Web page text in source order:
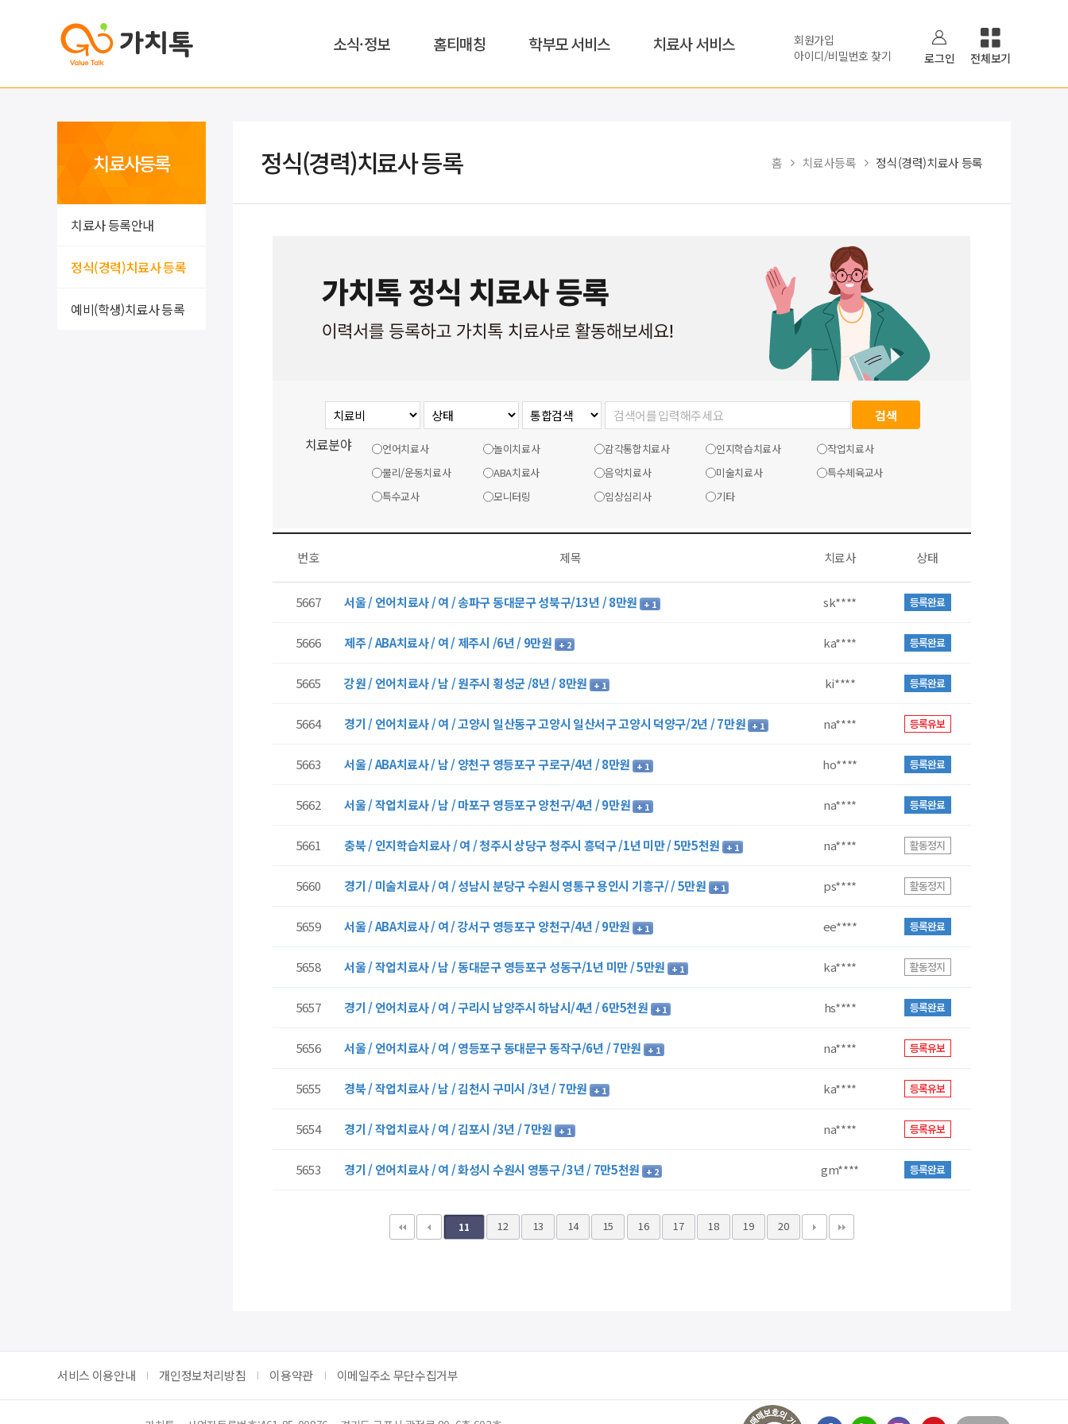
소식·정보 홈티매칭 학부모 서비스 치료사 서비스
회원가입
아이디/비밀번호 찾기
로그인 전체보기
치료사등록
치료사 등록안내
정식(경력)치료사 등록
예비(학생)치료사 등록
정식(경력)치료사 등록 홈 치료사등록 정식(경력)치료사 등록
검색
치료분야 언어치료사 놀이치료사 감각통합치료사 인지학습치료사
작업치료사
물리/운동치료사
ABA치료사 음악치료사 미술치료사
특수체육교사
특수교사
모니터링 임상심리사 기타
번호 제목 치료사 상태
5667 서울 / 언어치료사 / 여 / 송파구 동대문구 성북구/13년 / 8만원 + 1 sk**** 등록완료
5666 제주 / ABA치료사 / 여 / 제주시 /6년 / 9만원 + 2 ka**** 등록완료
5665 강원 / 언어치료사 / 남 / 원주시 횡성군 /8년 / 8만원 + 1 ki**** 등록완료
5664 경기 / 언어치료사 / 여 / 고양시 일산동구 고양시 일산서구 고양시 덕양구/2년 / 7만원 + 1 na**** 등록유보
5663 서울 / ABA치료사 / 남 / 양천구 영등포구 구로구/4년 / 8만원 + 1 ho**** 등록완료
5662 서울 / 작업치료사 / 남 / 마포구 영등포구 양천구/4년 / 9만원 + 1 na**** 등록완료
5661 충북 / 인지학습치료사 / 여 / 청주시 상당구 청주시 흥덕구 /1년 미만 / 5만5천원 + 1 na**** 활동정지
5660 경기 / 미술치료사 / 여 / 성남시 분당구 수원시 영통구 용인시 기흥구/ / 5만원 + 1 ps**** 활동정지
5659 서울 / ABA치료사 / 여 / 강서구 영등포구 양천구/4년 / 9만원 + 1 ee**** 등록완료
5658 서울 / 작업치료사 / 남 / 동대문구 영등포구 성동구/1년 미만 / 5만원 + 1 ka**** 활동정지
5657 경기 / 언어치료사 / 여 / 구리시 남양주시 하남시/4년 / 6만5천원 + 1 hs**** 등록완료
5656 서울 / 언어치료사 / 여 / 영등포구 동대문구 동작구/6년 / 7만원 + 1 na**** 등록유보
5655 경북 / 작업치료사 / 남 / 김천시 구미시 /3년 / 7만원 + 1 ka**** 등록유보
5654 경기 / 작업치료사 / 여 / 김포시 /3년 / 7만원 + 1 na**** 등록유보
5653 경기 / 언어치료사 / 여 / 화성시 수원시 영통구 /3년 / 7만5천원 + 2 gm**** 등록완료
11 12 13 14 15 16 17 18 19 20
서비스 이용안내 개인정보처리방침 이용약관 이메일주소 무단수집거부